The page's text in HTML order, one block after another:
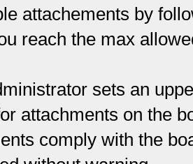
attachements by
reach the max
sets an
attachments on the
comply with the